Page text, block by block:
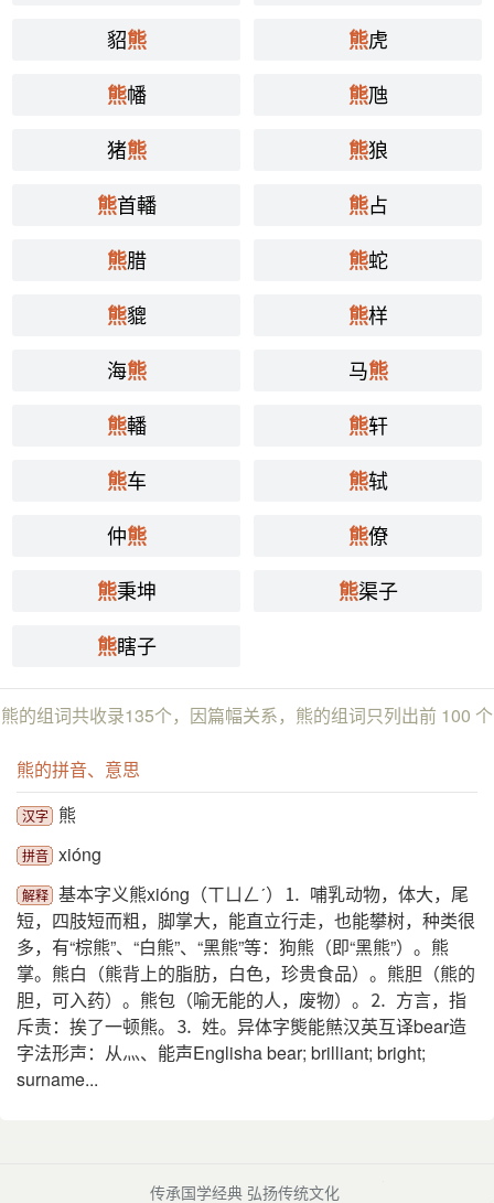
貂熊 熊虎
熊幡 熊虺
猪熊 熊狼
熊首轓 熊占
熊腊 熊蛇
熊貔 熊样
海熊 马熊
熊轓 熊轩
熊车 熊轼
仲熊 熊僚
熊秉坤 熊渠子
熊瞎子
熊的组词共收录135个，因篇幅关系，熊的组词只列出前 100 个
熊的拼音、意思
汉字 熊
拼音 xióng
解释 基本字义熊xióng（ㄒㄩㄥˊ）⒈ 哺乳动物，体大，尾
短，四肢短而粗，脚掌大，能直立行走，也能攀树，种类很
多，有“棕熊”、“白熊”、“黑熊”等：狗熊（即“黑熊”）。熊
掌。熊白（熊背上的脂肪，白色，珍贵食品）。熊胆（熊的
胆，可入药）。熊包（喻无能的人，废物）。⒉ 方言，指
斥责：挨了一顿熊。⒊ 姓。异体字熋能㷱汉英互译bear造
字法形声：从灬、能声Englisha bear; brilliant; bright;
surname...
传承国学经典 弘扬传统文化